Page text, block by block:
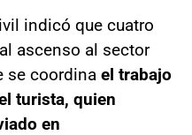
indicó que cuatro
ascenso al sector
se coordina el trabajo
turista, quien
en